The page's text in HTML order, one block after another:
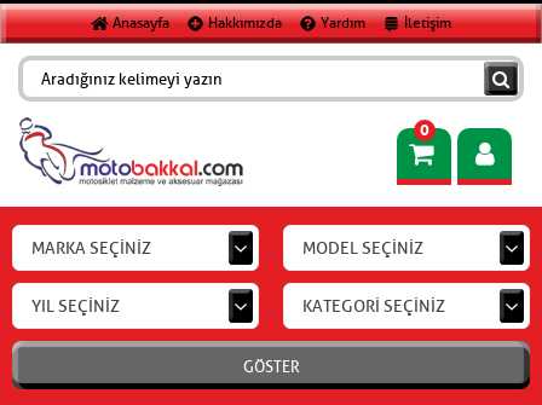
Anasayfa Hakkımızda Yardım İletişim
0
MARKA SEÇİNİZ MODEL SEÇİNİZ
YIL SEÇİNİZ KATEGORİ SEÇİNİZ
GÖSTER